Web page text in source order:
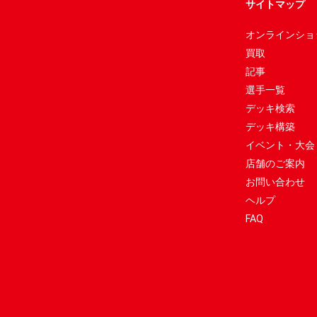
サイトマップ
オンラインシ
買取
記事
選手一覧
デッキ検索
デッキ構築
イベント・大会
店舗のご案内
お問い合わせ
ヘルプ
FAQ